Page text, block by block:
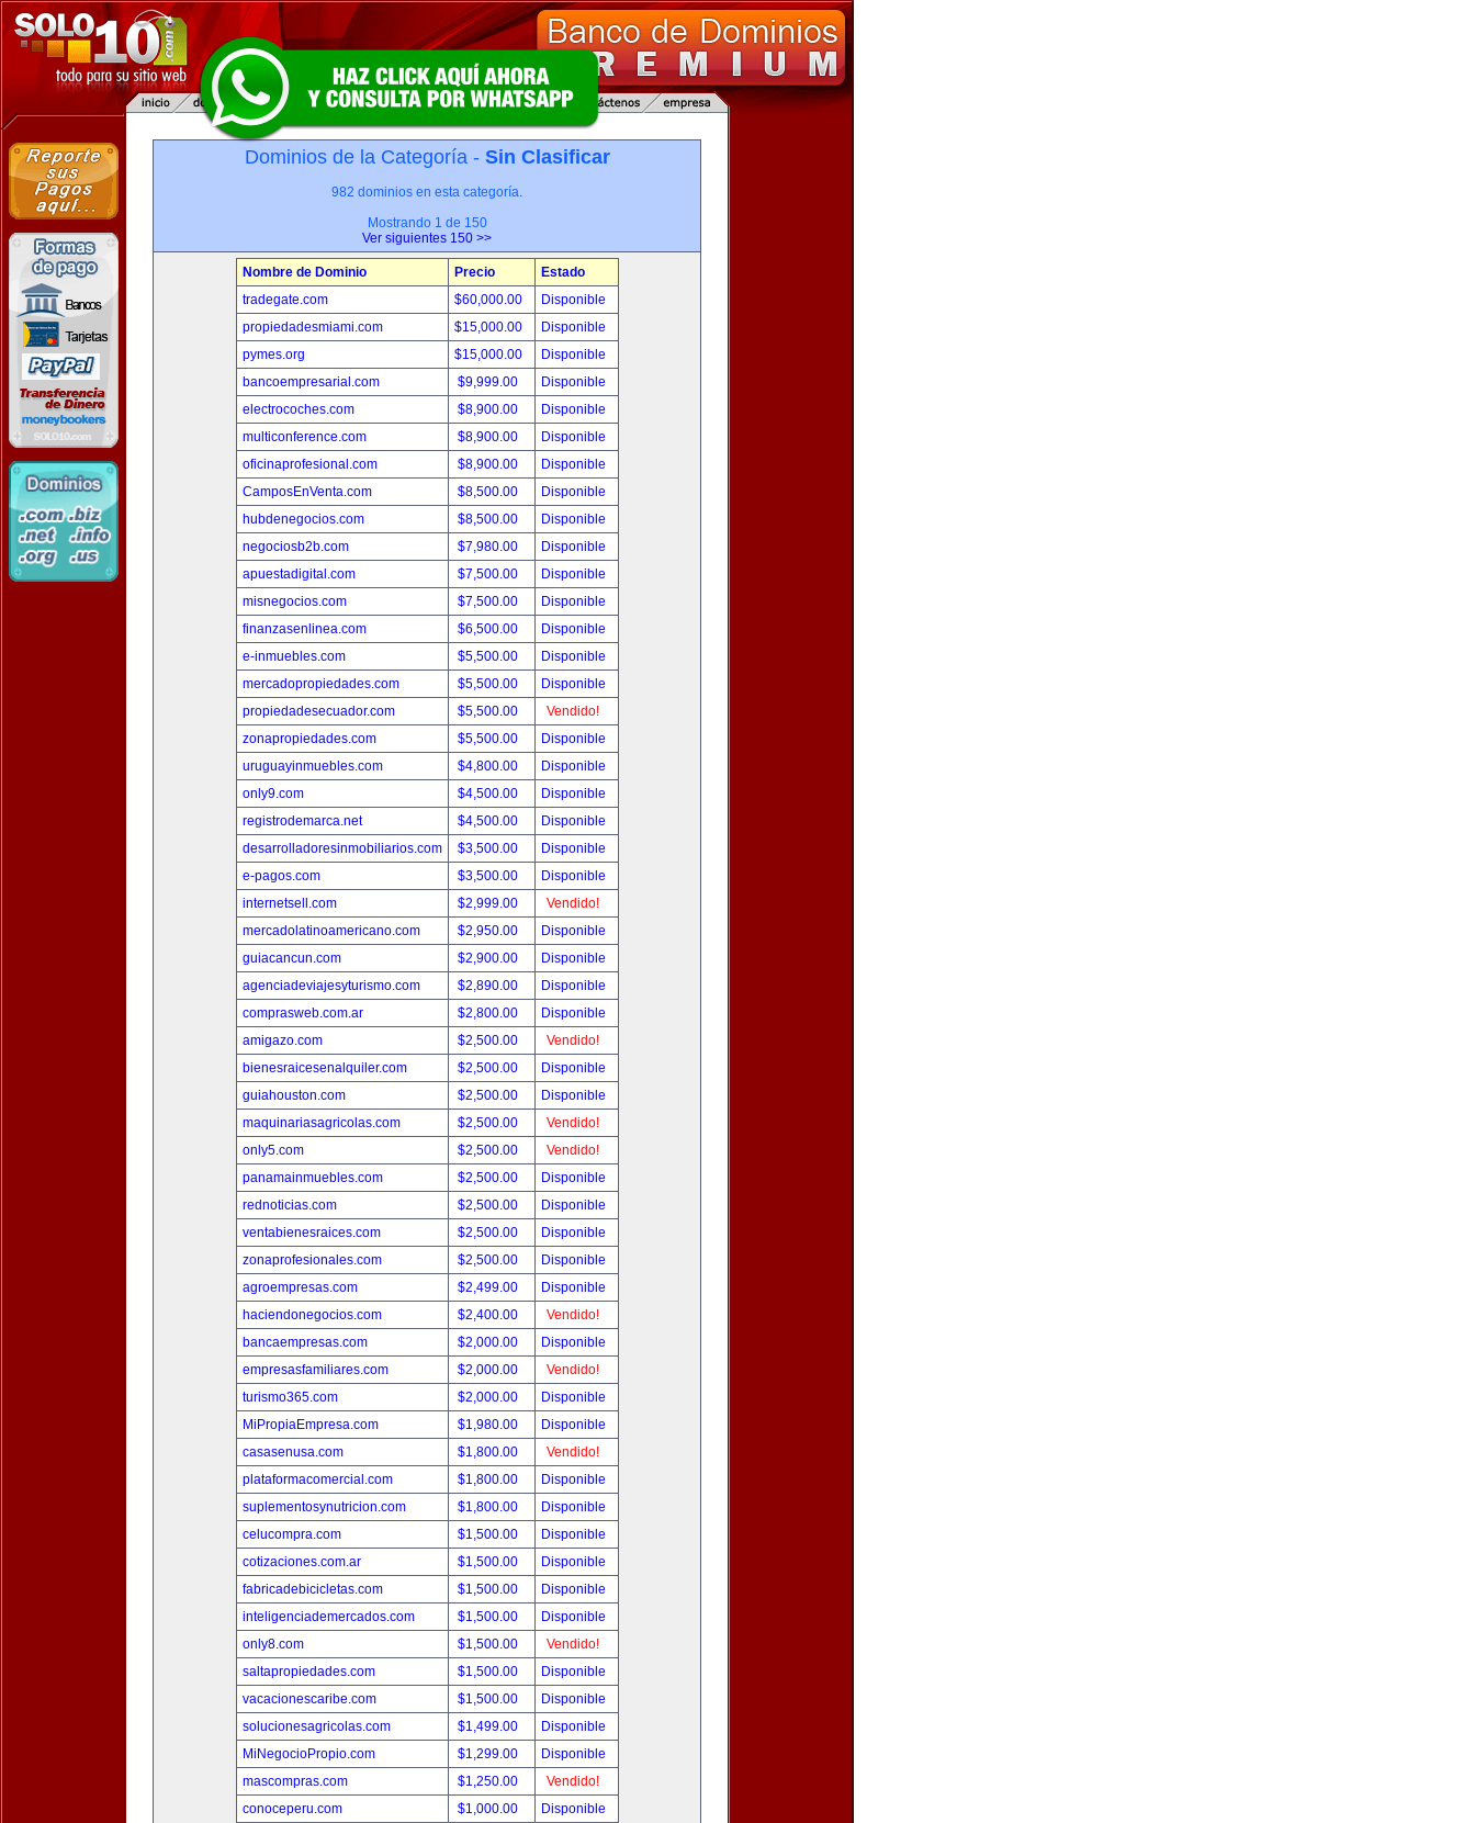
Dominios de la Categoría - Sin Clasificar
982 dominios en esta categoría.
Mostrando 1 de 150
Ver siguientes 150 >>
Nombre de Dominio Precio
Estado
tradegate.com
$60,000.00
Disponible
propiedadesmiami.com
$15,000.00
Disponible
pymes.org
$15,000.00
Disponible
bancoempresarial.com
$9,999.00
Disponible
electrocoches.com
$8,900.00
Disponible
multiconference.com
$8,900.00
Disponible
oficinaprofesional.com
$8,900.00
Disponible
CamposEnVenta.com
$8,500.00
Disponible
hubdenegocios.com
$8,500.00
Disponible
negociosb2b.com
$7,980.00
Disponible
apuestadigital.com
$7,500.00
Disponible
misnegocios.com
$7,500.00
Disponible
finanzasenlinea.com
$6,500.00
Disponible
e-inmuebles.com
$5,500.00
Disponible
mercadopropiedades.com
$5,500.00
Disponible
propiedadesecuador.com
$5,500.00
Vendido!
zonapropiedades.com
$5,500.00
Disponible
uruguayinmuebles.com
$4,800.00
Disponible
only9.com
$4,500.00
Disponible
registrodemarca.net
$4,500.00
Disponible
desarrolladoresinmobiliarios.com
$3,500.00
Disponible
e-pagos.com
$3,500.00
Disponible
internetsell.com
$2,999.00
Vendido!
mercadolatinoamericano.com
$2,950.00
Disponible
guiacancun.com
$2,900.00
Disponible
agenciadeviajesyturismo.com
$2,890.00
Disponible
comprasweb.com.ar
$2,800.00
Disponible
amigazo.com
$2,500.00
Vendido!
bienesraicesenalquiler.com
$2,500.00
Disponible
guiahouston.com
$2,500.00
Disponible
maquinariasagricolas.com
$2,500.00
Vendido!
only5.com
$2,500.00
Vendido!
panamainmuebles.com
$2,500.00
Disponible
rednoticias.com
$2,500.00
Disponible
ventabienesraices.com
$2,500.00
Disponible
zonaprofesionales.com
$2,500.00
Disponible
agroempresas.com
$2,499.00
Disponible
haciendonegocios.com
$2,400.00
Vendido!
bancaempresas.com
$2,000.00
Disponible
empresasfamiliares.com
$2,000.00
Vendido!
turismo365.com
$2,000.00
Disponible
MiPropiaEmpresa.com
$1,980.00
Disponible
casasenusa.com
$1,800.00
Vendido!
plataformacomercial.com
$1,800.00
Disponible
suplementosynutricion.com
$1,800.00
Disponible
celucompra.com
$1,500.00
Disponible
cotizaciones.com.ar
$1,500.00
Disponible
fabricadebicicletas.com
$1,500.00
Disponible
inteligenciademercados.com
$1,500.00
Disponible
only8.com
$1,500.00
Vendido!
saltapropiedades.com
$1,500.00
Disponible
vacacionescaribe.com
$1,500.00
Disponible
solucionesagricolas.com
$1,499.00
Disponible
MiNegocioPropio.com
$1,299.00
Disponible
mascompras.com
$1,250.00
Vendido!
conoceperu.com
$1,000.00
Disponible